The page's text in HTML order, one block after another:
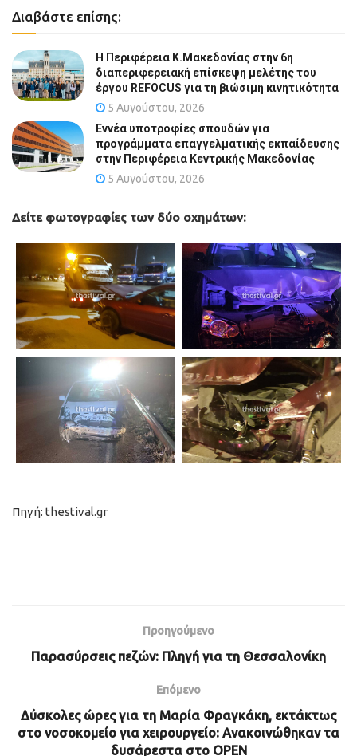
Διαβάστε επίσης:
Η Περιφέρεια Κ.Μακεδονίας στην 6η
διαπεριφερειακή επίσκεψη μελέτης του
έργου REFOCUS για τη βιώσιμη κινητικότητα
5 Αυγούστου, 2026
Εννέα υποτροφίες σπουδών για
προγράμματα επαγγελματικής εκπαίδευσης
στην Περιφέρεια Κεντρικής Μακεδονίας
5 Αυγούστου, 2026
Δείτε φωτογραφίες των δύο οχημάτων:
Πηγή: thestival.gr
Προηγούμενο
Παρασύρσεις πεζών: Πληγή για τη Θεσσαλονίκη
Επόμενο
Δύσκολες ώρες για τη Μαρία Φραγκάκη, εκτάκτως
στο νοσοκομείο για χειρουργείο: Ανακοινώθηκαν τα
δυσάρεστα στο OPEN